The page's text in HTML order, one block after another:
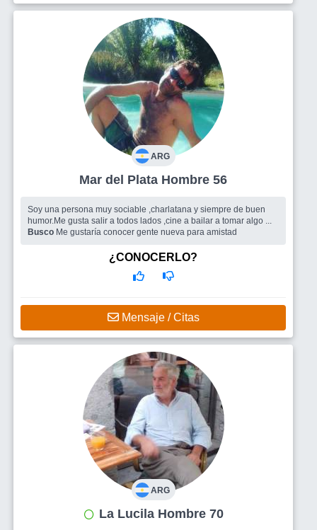
ARG
Mar del Plata Hombre 56
Soy una persona muy sociable ,charlatana y siempre de buen
humor.Me gusta salir a todos lados ,cine a bailar a tomar algo ...
Busco Me gustaría conocer gente nueva para amistad
¿CONOCERLO?
Mensaje / Citas
ARG
La Lucila Hombre 70